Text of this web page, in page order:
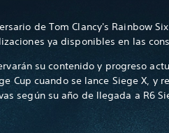
de Tom Clancy's Rainbow
ya disponibles en las
su contenido y progreso
Cup cuando se lance Siege X, y
según su año de llegada a R6